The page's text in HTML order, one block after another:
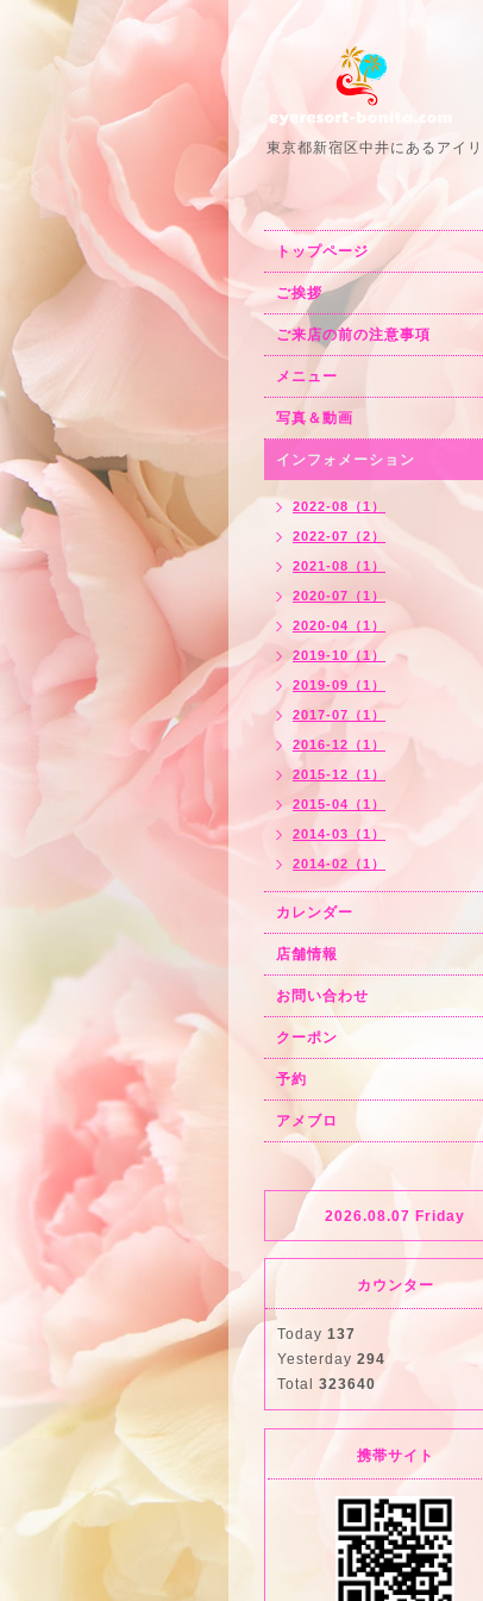
東京都新宿区中井にあるアイ
トップページ
ご挨拶
ご来店の前の注意事項
メニュー
写真＆動画
インフォメーション
2022-08（1）
2022-07（2）
2021-08（1）
2020-07（1）
2020-04（1）
2019-10（1）
2019-09（1）
2017-07（1）
2016-12（1）
2015-12（1）
2015-04（1）
2014-03（1）
2014-02（1）
カレンダー
店舗情報
お問い合わせ
クーポン
予約
アメブロ
2026.08.07 Friday
カウンター
Today 137
Yesterday 294
Total 323640
携帯サイト